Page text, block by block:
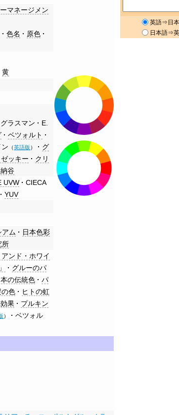
マネージメン
色名
原色
黄
グラスマン
E.
ベツォルト
（英語版）
グ
ッキー
クリ
納谷
UVW
CIECA
YUV
アム
日本色彩
所
ンド・ホワイ
グルーのパ
本の伝統色
パ
の色
ヒトの虹
果
プルキン
）
ベツォル
英語⇒日
日本語⇒